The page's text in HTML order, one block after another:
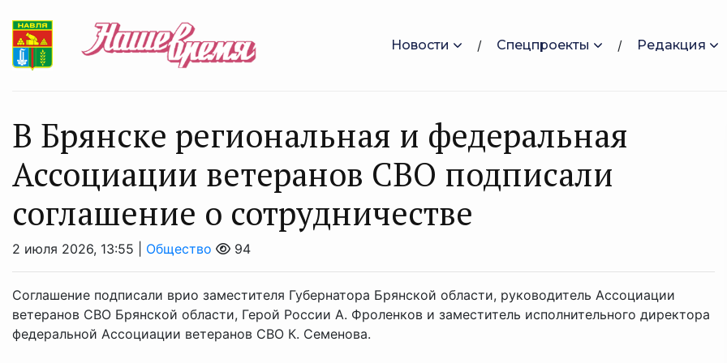
Новости Спецпроекты Редакция
В Брянске региональная и федеральная
Ассоциации ветеранов СВО подписали
соглашение о сотрудничестве
2 июля 2026, 13:55 | Общество 94
Соглашение подписали врио заместителя Губернатора Брянской области, руководитель Ассоциации
ветеранов СВО Брянской области, Герой России А. Фроленков и заместитель исполнительного директора
федеральной Ассоциации ветеранов СВО К. Семенова.